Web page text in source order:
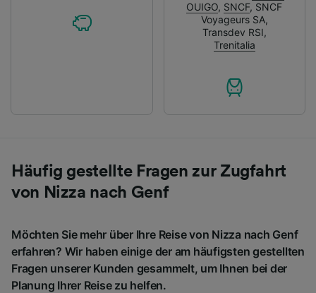
OUIGO, SNCF, SNCF
Voyageurs SA,
Transdev RSI,
Trenitalia
Häufig gestellte Fragen zur Zugfahrt
von Nizza nach Genf
Möchten Sie mehr über Ihre Reise von Nizza nach Genf
erfahren? Wir haben einige der am häufigsten gestellten
Fragen unserer Kunden gesammelt, um Ihnen bei der
Planung Ihrer Reise zu helfen.